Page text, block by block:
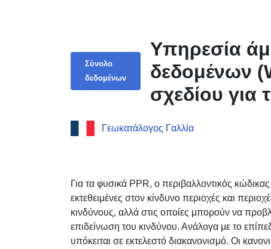
Σύνολο
δεδομένων
Υπηρεσία
δεδομένων
σχεδίου
εγκρίθηκε
Γεωκατάλογος Γαλλία
Για τα φυσικά PPR, ο περιβαλλοντικός
εκτεθειμένες στον κίνδυνο περιοχές και
κινδύνους, αλλά στις οποίες μπορούν να
επιδείνωση του κινδύνου. Ανάλογα με το
υπόκειται σε εκτελεστό διακανονισμό. Οι